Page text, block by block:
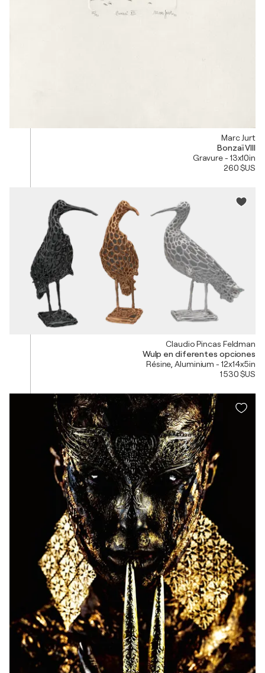
Marc Jurt
Bonzaï VIII
Gravure - 13x10in
260 $US
Claudio Pincas Feldman
Wulp en diferentes opciones
Résine, Aluminium - 12x14x5in
1 530 $US